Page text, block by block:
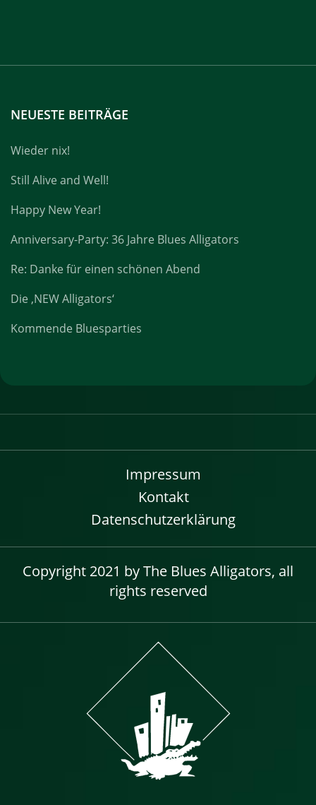
NEUESTE BEITRÄGE
Wieder nix!
Still Alive and Well!
Happy New Year!
Anniversary-Party: 36 Jahre Blues Alligators
Re: Danke für einen schönen Abend
Die ‚NEW Alligators‘
Kommende Bluesparties
Impressum
Kontakt
Datenschutzerklärung
Copyright 2021 by The Blues Alligators, all
rights reserved